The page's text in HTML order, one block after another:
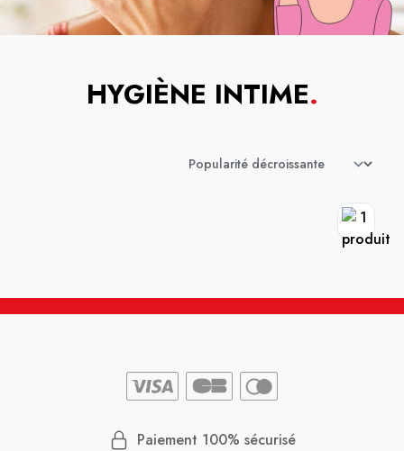
HYGIÈNE INTIME.
Paiement 100% sécurisé